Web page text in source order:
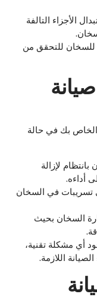
الأجزاء التالفة
للتحقق من
بك في حالة
لإزالة
أداءه.
في السخان
السخان بحيث
أي مشكلة تقنية،
اللازمة.